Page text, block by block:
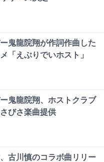
鬼龍院翔が作詞作曲した
「えぶりでいホスト」
鬼龍院翔、ホストクラブ
びさ楽曲提供
古川慎のコラボ曲リリー